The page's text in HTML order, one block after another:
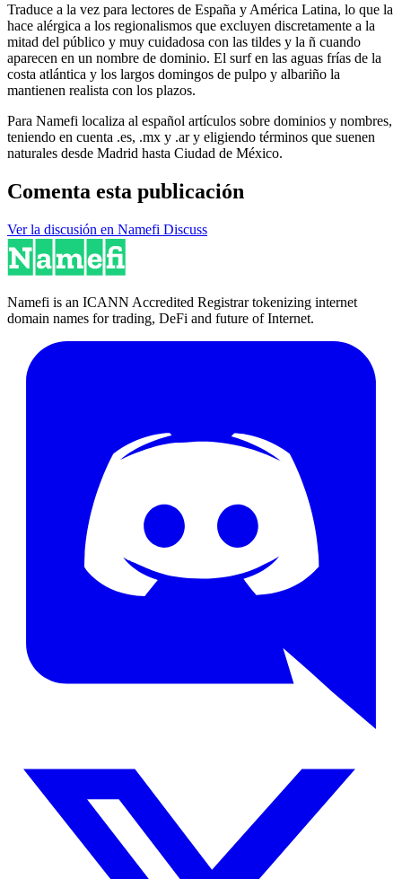
Traduce a la vez para lectores de España y América Latina, lo que la
hace alérgica a los regionalismos que excluyen discretamente a la
mitad del público y muy cuidadosa con las tildes y la ñ cuando
aparecen en un nombre de dominio. El surf en las aguas frías de la
costa atlántica y los largos domingos de pulpo y albariño la
mantienen realista con los plazos.
Para Namefi localiza al español artículos sobre dominios y nombres,
teniendo en cuenta .es, .mx y .ar y eligiendo términos que suenen
naturales desde Madrid hasta Ciudad de México.
Comenta esta publicación
Ver la discusión en Namefi Discuss
Namefi is an ICANN Accredited Registrar tokenizing internet
domain names for trading, DeFi and future of Internet.